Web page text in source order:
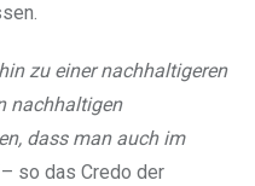
zu einer nachhaltigeren
nachhaltigen
dass man auch im
so das Credo der